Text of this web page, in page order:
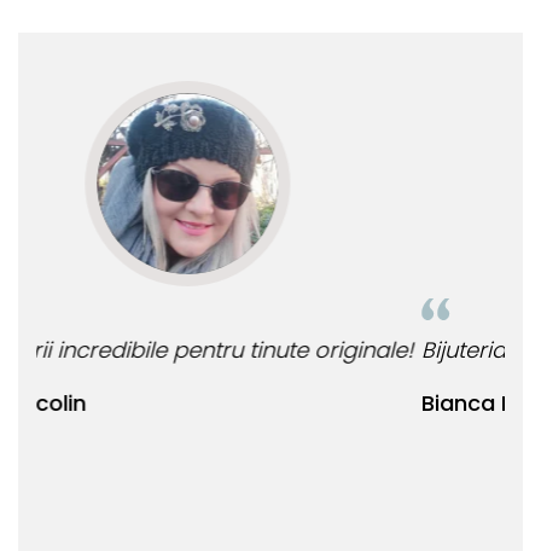
Bianca Manea-Mocan
Bijuteria perfecta pentru ziua perfecta!